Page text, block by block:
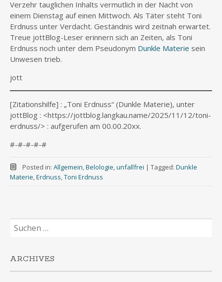
Verzehr tauglichen Inhalts vermutlich in der Nacht von
einem Dienstag auf einen Mittwoch. Als Täter steht Toni
Erdnuss unter Verdacht. Geständnis wird zeitnah erwartet.
Treue jottBlog-Leser erinnern sich an Zeiten, als Toni
Erdnuss noch unter dem Pseudonym Dunkle Materie sein
Unwesen trieb.
jott
[Zitationshilfe] : „Toni Erdnuss“ (Dunkle Materie), unter
jottBlog : <https://jottblog.langkau.name/2025/11/12/toni-
erdnuss/> : aufgerufen am 00.00.20xx.
#-#-#-#-#
Posted in: Allgemein,Belologie,unfallfrei | Tagged: Dunkle
Materie,Erdnuss,Toni Erdnuss
nach:
ARCHIVES